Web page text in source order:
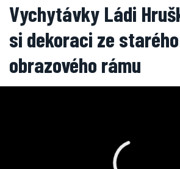
Vychytávky Ládi
si dekoraci ze starého
obrazového rámu